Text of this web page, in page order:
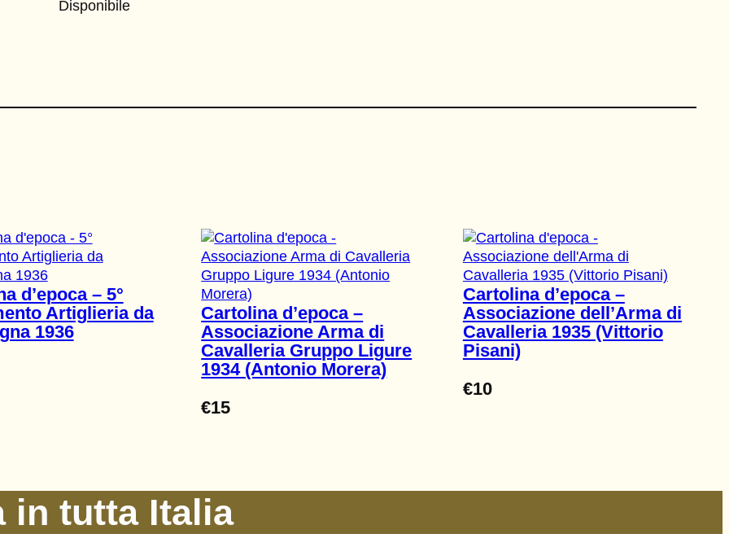
Disponibile
d’epoca – 5°
Artiglieria da
1936
Cartolina d’epoca –
Associazione Arma di
Cavalleria Gruppo Ligure
1934 (Antonio Morera)
€15
Cartolina d’epoca –
Associazione dell’Arma di
Cavalleria 1935 (Vittorio
Pisani)
€10
in tutta Italia